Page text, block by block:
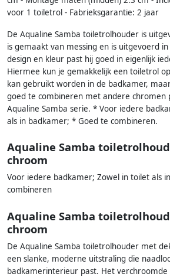
voor 1 toiletrol - Fabrieksgarantie: 2 jaar
De Aqualine Samba toiletrolhouder is
is gemaakt van messing en is uitgevoerd
design en kleur past hij goed in eigenlijk
Hiermee kun je gemakkelijk een toiletrol
kan gebruikt worden in de badkamer,
goed te combineren met andere chromen
Aqualine Samba serie. * Voor iedere
als in badkamer; * Goed te combineren.
Aqualine Samba
chroom
Voor iedere badkamer; Zowel in toilet als
combineren
Aqualine Samba
chroom
De Aqualine Samba toiletrolhouder met
een slanke, moderne uitstraling die
badkamerinterieur past. Het